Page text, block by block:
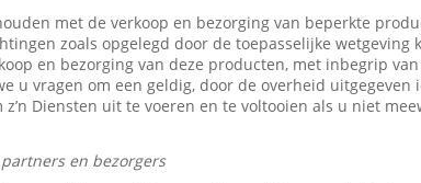
met de verkoop en bezorging van beperkte
zoals opgelegd door de toepasselijke
en bezorging van deze producten, met inbegrip
u vragen om een geldig, door de overheid
z’n Diensten uit te voeren en te voltooien als u niet
en bezorgers